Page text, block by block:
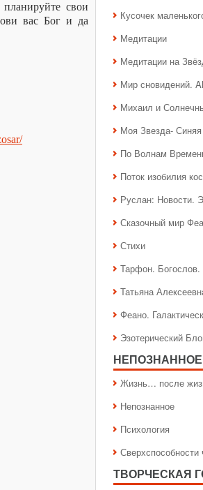
свои
вас Бог и да
Кусочек
Медитации
Медитации на
Мир сновидений.
Михаил и
Моя Звезда-
По Волнам
Поток изобилия
Руслан: Новости.
Сказочный мир
Стихи
Тарфон.
Татьяна
Феано.
Эзотерический
НЕПОЗНАННОЕ
Жизнь… после
Непознанное
Психология
Сверхспособности
ТВОРЧЕСКАЯ